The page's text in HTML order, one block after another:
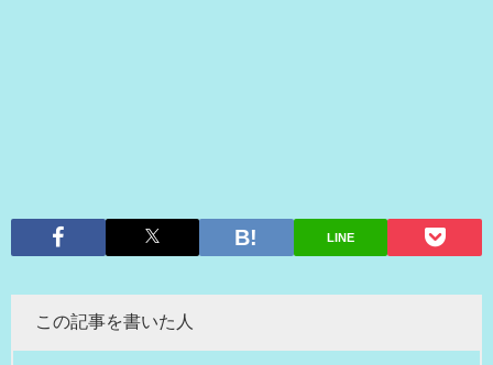
LINE
この記事を書いた人